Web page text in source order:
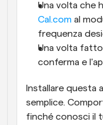
Cal.com al
frequenza
Una volta
conferma e
Installare questa
semplice.
finché conosci il